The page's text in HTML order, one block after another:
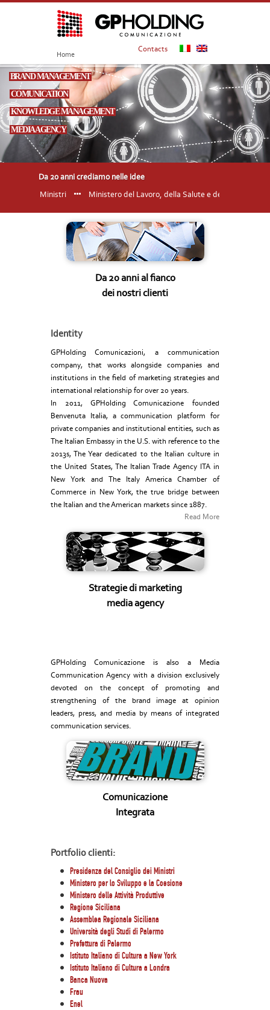
Contacts
Home
BRAND MANAGEMENT
COMUNICATION
KNOWLEDGE MANAGEMENT
MEDIA AGENCY
Da 20 anni crediamo nelle idee
dei Ministri
Ministero del Lavoro, della Salute e delle Politiche
Da 20 anni al fianco
dei nostri clienti
Identity
GPHolding Comunicazioni, a communication
company, that works alongside companies and
institutions in the field of marketing strategies and
international relationship for over 20 years.
In 2011, GPHolding Comunicazione founded
Benvenuta Italia, a communication platform for
private companies and institutional entities, such as
The Italian Embassy in the U.S. with reference to the
2013s, The Year dedicated to the Italian culture in
the United States, The Italian Trade Agency ITA in
New York and The Italy America Chamber of
Commerce in New York, the true bridge between
the Italian and the American markets since 1887.
Read More
Strategie di marketing
media agency
GPHolding Comunicazione is also a Media
Communication Agency with a division exclusively
devoted on the concept of promoting and
strengthening of the brand image at opinion
leaders, press, and media by means of integrated
communication services.
Comunicazione
Integrata
Portfolio clienti:
Presidenza del Consiglio dei Ministri
Ministero per lo Sviluppo e la Coesione
Ministero delle Attività Produttive
Regione Siciliana
Assemblea Regionale Siciliana
Università degli Studi di Palermo
Prefettura di Palermo
Istituto Italiano di Cultura a New York
Istituto Italiano di Cultura a Londra
Banca Nuova
Frau
Enel